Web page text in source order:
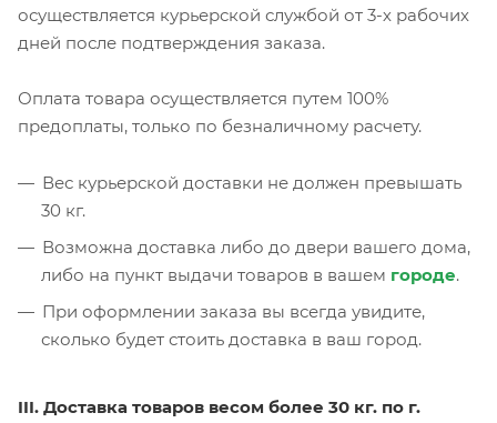
осуществляется курьерской службой от 3-х рабочих
дней после подтверждения заказа.
Оплата товара осуществляется путем 100%
предоплаты, только по безналичному расчету.
Вес курьерской доставки не должен превышать
30 кг.
Возможна доставка либо до двери вашего дома,
либо на пункт выдачи товаров в вашем городе.
При оформлении заказа вы всегда увидите,
сколько будет стоить доставка в ваш город.
III. Доставка товаров весом более 30 кг. по г.